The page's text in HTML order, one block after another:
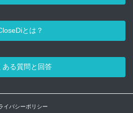
とは？
ある質問と回答
イバシーポリシー